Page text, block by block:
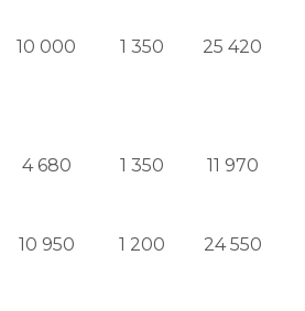
10 000 1 350 25 420
4 680 1 350 11 970
10 950 1 200 24 550